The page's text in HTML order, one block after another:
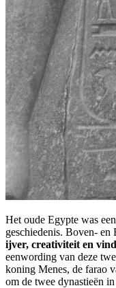
Het oude Egypte was
geschiedenis. Boven-
ijver, creativiteit en
eenwording van deze
koning Menes, de farao
om de twee dynastieën